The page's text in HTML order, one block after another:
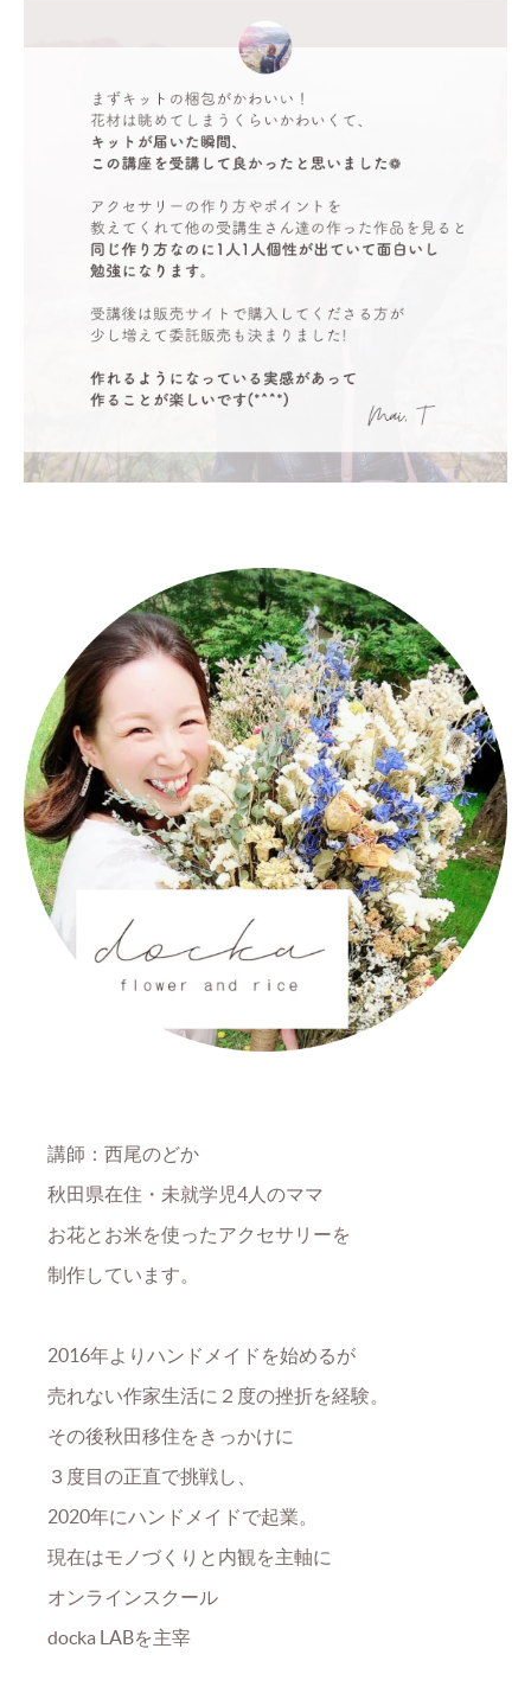
講師：西尾のどか
秋田県在住・未就学児4人のママ
お花とお米を使ったアクセサリーを
制作しています。
2016年よりハンドメイドを始めるが
売れない作家生活に２度の挫折を経験。
その後秋田移住をきっかけに
３度目の正直で挑戦し、
2020年にハンドメイドで起業。
現在はモノづくりと内観を主軸に
オンラインスクール
docka LABを主宰